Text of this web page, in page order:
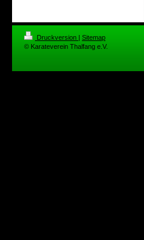
Druckversion | Sitemap
© Karateverein Thalfang e.V.